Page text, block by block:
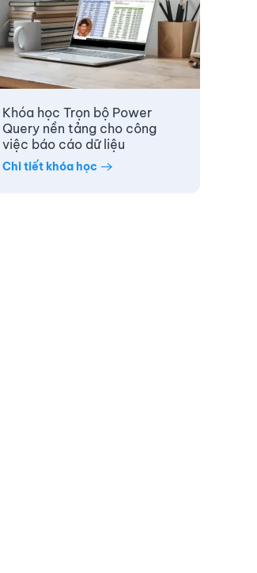
Khóa học Trọn bộ Power
Query nền tảng cho công
việc báo cáo dữ liệu
Chi tiết khóa học